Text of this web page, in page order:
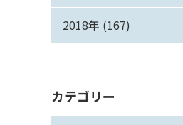
2018年 (167)
カテゴリー